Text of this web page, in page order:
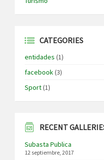
CATEGORIES
entidades (1)
facebook(3)
Sport(1)
RECENT
Subasta Publica
12 septiembre, 2017